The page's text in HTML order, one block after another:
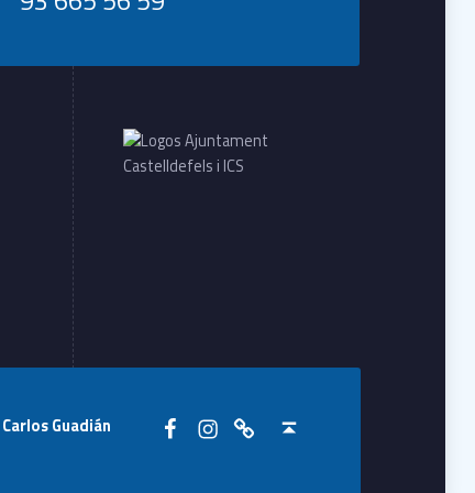
Carlos Guadián Seguiu-nos a Facebook
Seguiu-nos a Instagram
Seguiu-nos a WhatsApp